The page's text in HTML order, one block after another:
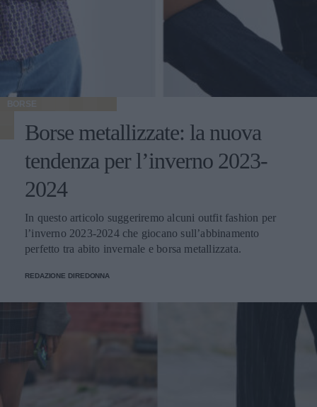
BORSE
Borse metallizzate: la nuova
tendenza per l’inverno 2023-
2024
In questo articolo suggeriremo alcuni outfit fashion per
l’inverno 2023-2024 che giocano sull’abbinamento
perfetto tra abito invernale e borsa metallizzata.
REDAZIONE DIREDONNA